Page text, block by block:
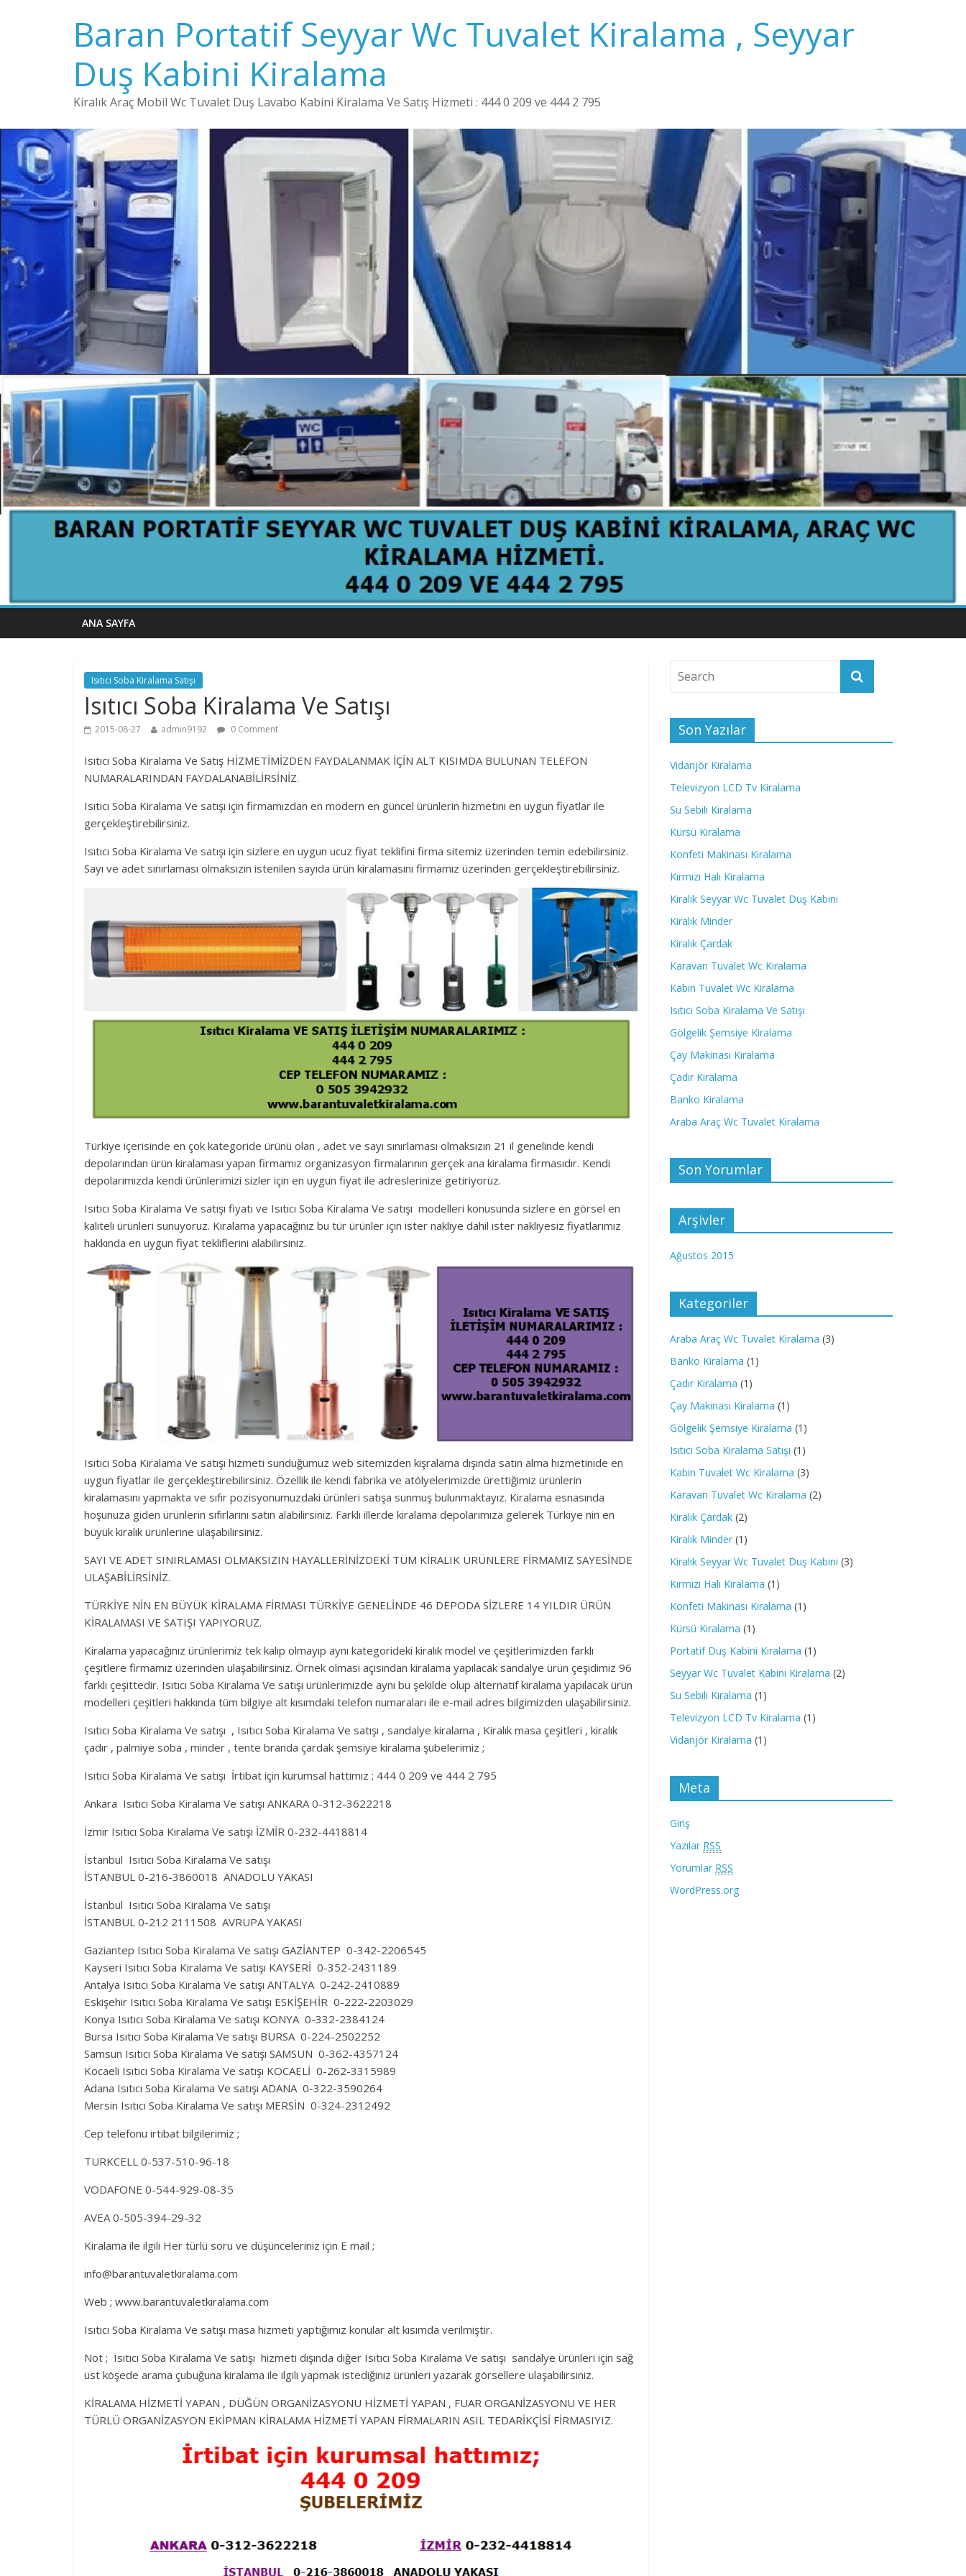
Baran Portatif Seyyar Wc Tuvalet Kiralama , Seyyar
Duş Kabini Kiralama
Kiralık Araç Mobil Wc Tuvalet Duş Lavabo Kabini Kiralama Ve Satış Hizmeti : 444 0 209 ve 444 2 795
ANA SAYFA
Isıtıcı Soba Kiralama Satışı
Isıtıcı Soba Kiralama Ve Satışı
2015-08-27 admin9192 0 Comment
Isıtıcı Soba Kiralama Ve Satış HİZMETİMİZDEN FAYDALANMAK İÇİN ALT KISIMDA BULUNAN TELEFON
NUMARALARINDAN FAYDALANABİLİRSİNİZ.
Isıtıcı Soba Kiralama Ve satışı için firmamızdan en modern en güncel ürünlerin hizmetini en uygun fiyatlar ile
gerçekleştirebilirsiniz.
Isıtıcı Soba Kiralama Ve satışı için sizlere en uygun ucuz fiyat teklifini firma sitemiz üzerinden temin edebilirsiniz.
Sayı ve adet sınırlaması olmaksızın istenilen sayıda ürün kiralamasını firmamız üzerinden gerçekleştirebilirsiniz.
Türkiye içerisinde en çok kategoride ürünü olan , adet ve sayı sınırlaması olmaksızın 21 il genelinde kendi
depolarından ürün kiralaması yapan firmamız organizasyon firmalarının gerçek ana kiralama firmasıdır. Kendi
depolarımızda kendi ürünlerimizi sizler için en uygun fiyat ile adreslerinize getiriyoruz.
Isıtıcı Soba Kiralama Ve satışı fiyatı ve Isıtıcı Soba Kiralama Ve satışı modelleri konusunda sizlere en görsel en
kaliteli ürünleri sunuyoruz. Kiralama yapacağınız bu tür ürünler için ister nakliye dahil ister nakliyesiz fiyatlarımız
hakkında en uygun fiyat tekliflerini alabilirsiniz.
Isıtıcı Soba Kiralama Ve satışı hizmeti sunduğumuz web sitemizden kişralama dışında satın alma hizmetinide en
uygun fiyatlar ile gerçekleştirebilirsiniz. Özellik ile kendi fabrika ve atölyelerimizde ürettiğimiz ürünlerin
kiralamasını yapmakta ve sıfır pozisyonumuzdaki ürünleri satışa sunmuş bulunmaktayız. Kiralama esnasında
hoşunuza giden ürünlerin sıfırlarını satın alabilirsiniz. Farklı illerde kiralama depolarımıza gelerek Türkiye nin en
büyük kiralık ürünlerine ulaşabilirsiniz.
SAYI VE ADET SINIRLAMASI OLMAKSIZIN HAYALLERİNİZDEKİ TÜM KİRALIK ÜRÜNLERE FİRMAMIZ SAYESİNDE
ULAŞABİLİRSİNİZ.
TÜRKİYE NİN EN BÜYÜK KİRALAMA FİRMASI TÜRKİYE GENELİNDE 46 DEPODA SİZLERE 14 YILDIR ÜRÜN
KİRALAMASI VE SATIŞI YAPIYORUZ.
Kiralama yapacağınız ürünlerimiz tek kalıp olmayıp aynı kategorideki kiralık model ve çeşitlerimizden farklı
çeşitlere firmamız üzerinden ulaşabilirsiniz. Örnek olması açısından kiralama yapılacak sandalye ürün çeşidimiz 96
farklı çeşittedir. Isıtıcı Soba Kiralama Ve satışı ürünlerimizde aynı bu şekilde olup alternatif kiralama yapılacak ürün
modelleri çeşitleri hakkında tüm bilgiye alt kısımdaki telefon numaraları ile e-mail adres bilgimizden ulaşabilirsiniz.
Isıtıcı Soba Kiralama Ve satışı , Isıtıcı Soba Kiralama Ve satışı , sandalye kiralama , Kiralık masa çeşitleri , kiralık
çadır , palmiye soba , minder , tente branda çardak şemsiye kiralama şubelerimiz ;
Isıtıcı Soba Kiralama Ve satışı İrtibat için kurumsal hattımız ; 444 0 209 ve 444 2 795
Ankara Isıtıcı Soba Kiralama Ve satışı ANKARA 0-312-3622218
İzmir Isıtıcı Soba Kiralama Ve satışı İZMİR 0-232-4418814
İstanbul Isıtıcı Soba Kiralama Ve satışı
İSTANBUL 0-216-3860018 ANADOLU YAKASI
İstanbul Isıtıcı Soba Kiralama Ve satışı
İSTANBUL 0-212 2111508 AVRUPA YAKASI
Gaziantep Isıtıcı Soba Kiralama Ve satışı GAZİANTEP 0-342-2206545
Kayseri Isıtıcı Soba Kiralama Ve satışı KAYSERİ 0-352-2431189
Antalya Isıtıcı Soba Kiralama Ve satışı ANTALYA 0-242-2410889
Eskişehir Isıtıcı Soba Kiralama Ve satışı ESKİŞEHİR 0-222-2203029
Konya Isıtıcı Soba Kiralama Ve satışı KONYA 0-332-2384124
Bursa Isıtıcı Soba Kiralama Ve satışı BURSA 0-224-2502252
Samsun Isıtıcı Soba Kiralama Ve satışı SAMSUN 0-362-4357124
Kocaeli Isıtıcı Soba Kiralama Ve satışı KOCAELİ 0-262-3315989
Adana Isıtıcı Soba Kiralama Ve satışı ADANA 0-322-3590264
Mersin Isıtıcı Soba Kiralama Ve satışı MERSİN 0-324-2312492
Cep telefonu irtibat bilgilerimiz ;
TURKCELL 0-537-510-96-18
VODAFONE 0-544-929-08-35
AVEA 0-505-394-29-32
Kiralama ile ilgili Her türlü soru ve düşünceleriniz için E mail ;
info@barantuvaletkiralama.com
Web ; www.barantuvaletkiralama.com
Isıtıcı Soba Kiralama Ve satışı masa hizmeti yaptığımız konular alt kısımda verilmiştir.
Not ; Isıtıcı Soba Kiralama Ve satışı hizmeti dışında diğer Isıtıcı Soba Kiralama Ve satışı sandalye ürünleri için sağ
üst köşede arama çubuğuna kiralama ile ilgili yapmak istediğiniz ürünleri yazarak görsellere ulaşabilirsiniz.
KİRALAMA HİZMETİ YAPAN , DÜĞÜN ORGANİZASYONU HİZMETİ YAPAN , FUAR ORGANİZASYONU VE HER
TÜRLÜ ORGANİZASYON EKİPMAN KİRALAMA HİZMETİ YAPAN FİRMALARIN ASIL TEDARİKÇİSİ FİRMASIYIZ.
Son Yazılar
Vidanjör Kiralama
Televizyon LCD Tv Kiralama
Su Sebili Kiralama
Kürsü Kiralama
Konfeti Makinası Kiralama
Kırmızı Halı Kiralama
Kiralık Seyyar Wc Tuvalet Duş Kabini
Kiralık Minder
Kiralık Çardak
Karavan Tuvalet Wc Kiralama
Kabin Tuvalet Wc Kiralama
Isıtıcı Soba Kiralama Ve Satışı
Gölgelik Şemsiye Kiralama
Çay Makinası Kiralama
Çadır Kiralama
Banko Kiralama
Araba Araç Wc Tuvalet Kiralama
Son Yorumlar
Arşivler
Ağustos 2015
Kategoriler
Araba Araç Wc Tuvalet Kiralama (3)
Banko Kiralama (1)
Çadır Kiralama (1)
Çay Makinası Kiralama (1)
Gölgelik Şemsiye Kiralama (1)
Isıtıcı Soba Kiralama Satışı (1)
Kabin Tuvalet Wc Kiralama (3)
Karavan Tuvalet Wc Kiralama (2)
Kiralık Çardak (2)
Kiralık Minder (1)
Kiralık Seyyar Wc Tuvalet Duş Kabini (3)
Kırmızı Halı Kiralama (1)
Konfeti Makinası Kiralama (1)
Kürsü Kiralama (1)
Portatif Duş Kabini Kiralama (1)
Seyyar Wc Tuvalet Kabini Kiralama (2)
Su Sebili Kiralama (1)
Televizyon LCD Tv Kiralama (1)
Vidanjör Kiralama (1)
Meta
Giriş
Yazılar RSS
Yorumlar RSS
WordPress.org